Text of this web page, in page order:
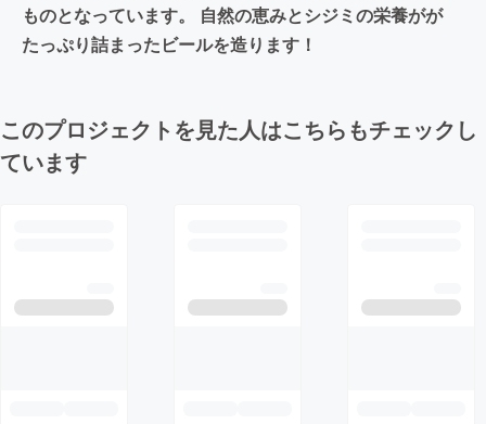
ものとなっています。 自然の恵みとシジミの栄養がが
たっぷり詰まったビールを造ります！
このプロジェクトを見た人はこちらもチェックし
ています